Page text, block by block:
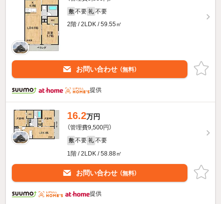
敷 不要 礼 不要
2階 / 2LDK / 59.55㎡
お問い合わせ （無料）
提供
16.2万円
（管理費9,500円）
敷 不要 礼 不要
1階 / 2LDK / 58.88㎡
お問い合わせ （無料）
提供